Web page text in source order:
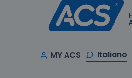
MY ACS Italiano